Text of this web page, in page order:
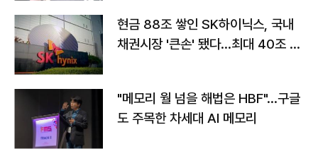
현금 88조 쌓인 SK하이닉스, 국내
채권시장 '큰손' 됐다…최대 40조 투
"메모리 월 넘을 해법은 HBF"…구글
도 주목한 차세대 AI 메모리